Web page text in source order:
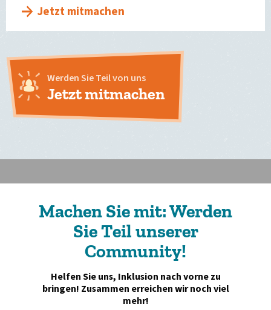
Jetzt mitmachen
Werden Sie Teil von uns
Jetzt mitmachen
Machen Sie mit: Werden
Sie Teil unserer
Community!
Helfen Sie uns, Inklusion nach vorne zu
bringen! Zusammen erreichen wir noch viel
mehr!